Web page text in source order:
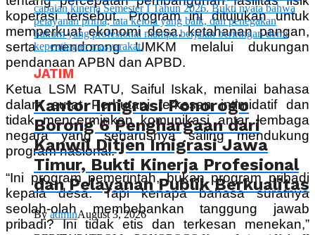
koperasi tersebut. Program ini ditujukan untuk
memperkuat ekonomi desa, ketahanan pangan,
serta mendorong UMKM melalui dukungan
pendanaan APBN dan APBD.
Ketua LSM RATU, Saiful Iskak, menilai bahasa
dalam surat Perhutani terkesan intimidatif dan
tidak mencerminkan komunikasi antar lembaga
negara yang seharusnya saling mendukung
program nasional.
“Ini program pemerintah, bukan program pribadi
kepala desa. Tapi kenapa bahasa suratnya
seolah-olah membebankan tanggung jawab
pribadi? Ini tidak etis dan terkesan menekan,”
JATIM
Kantor Imigrasi Ponorogo
Borong 6 Penghargaan dari
Kanwil Ditjen Imigrasi Jawa
Timur, Bukti Kinerja Profesional
dan Pelayanan Publik Berkualitas
ByadminAugust 3, 2026